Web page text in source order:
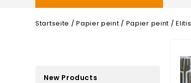
Startseite Papier peint Papier peint Elitis
New Products